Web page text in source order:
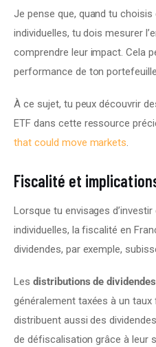
Je pense que, quand tu
individuelles, tu dois mesurer
comprendre leur impact. Cela
performance de ton
À ce sujet, tu peux découvrir
ETF dans cette ressource
that could move markets.
Fiscalité et
Lorsque tu envisages
individuelles, la fiscalité en
dividendes, par exemple,
Les distributions de dividendes
généralement taxées à un taux
distribuent aussi des
de défiscalisation grâce à leur